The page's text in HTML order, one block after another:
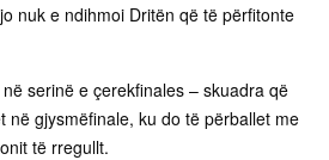
nuk e ndihmoi Dritën që të përfitonte
serinë e çerekfinales – skuadra që
në gjysmëfinale, ku do të përballet me
të rregullt.